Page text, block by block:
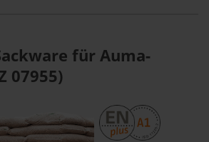
für Auma-
07955)